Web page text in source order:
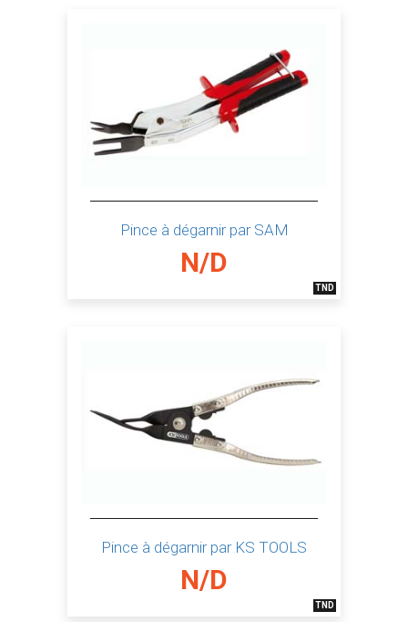
Pince à dégarnir par SAM
N/D
TND
Pince à dégarnir par KS TOOLS
N/D
TND